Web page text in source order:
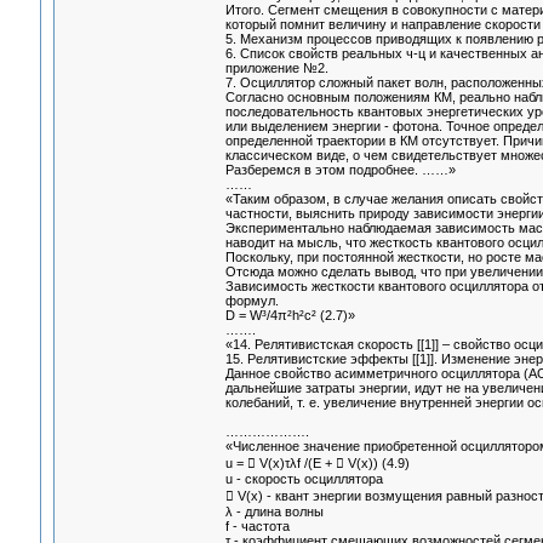
Итого. Сегмент смещения в совокупности с
который помнит величину и направление скорости
5. Механизм процессов приводящих к появлению
6. Список свойств реальных ч-ц и качественных
приложение №2.
7. Осциллятор сложный пакет волн,
Согласно основным положениям КМ, реально
последовательность квантовых энергетических
или выделением энергии - фотона. Точное
определенной траектории в КМ отсутствует.
классическом виде, о чем свидетельствует
Разберемся в этом подробнее. ……»
«Таким образом, в случае желания описать
частности, выяснить природу зависимости
Экспериментально наблюдаемая зависимость
наводит на мысль, что жесткость квантового
Поскольку, при постоянной жесткости, но росте
Отсюда можно сделать вывод, что при увеличении
Зависимость жесткости квантового
формул.
D = W³/4π²h²c² (2.7)»
«14. Релятивистская скорость [[1]] – свойство
15. Релятивистские эффекты [[1]]. Изменение
Данное свойство асимметричного осциллятора
дальнейшие затраты энергии, идут не на
колебаний, т. е. увеличение внутренней энергии
«Численное значение приобретенной
u =  V(x)τλf /(E +  V(x)) (4.9)
u - скорость осциллятора
 V(x) - квант энергии возмущения равный
λ - длина волны
f - частота